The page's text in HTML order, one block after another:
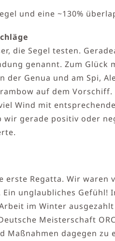
und eine ~130%
die Segel testen.
genannt. Zum
der Genua und am Spi,
auf dem
Wind mit
wir gerade positiv oder
erste Regatta. Wir waren
Ein unglaubliches
im Winter
Meisterschaft
Maßnahmen dagegen zu